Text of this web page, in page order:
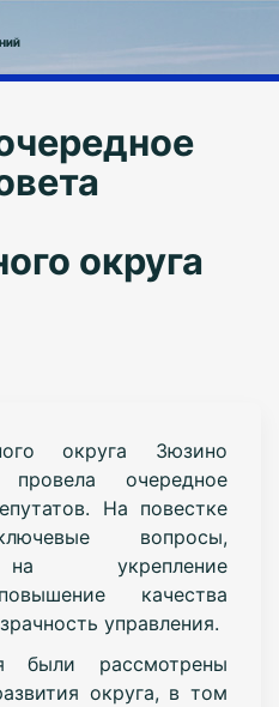
округа
округа Зюзино
очередное
На повестке
вопросы,
на укрепление
качества
управления.
были рассмотрены
округа, в том